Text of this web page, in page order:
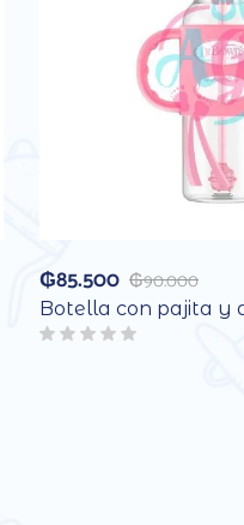
₲90.000
₲85.500
Botella con pajita y